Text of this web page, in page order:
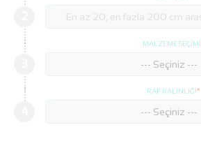
MALZEME SEÇIMI
RAF KALINLIĞI